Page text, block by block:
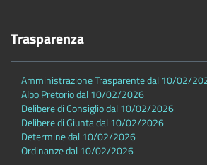
Trasparenza
Amministrazione Trasparente dal 10/02/
Albo Pretorio dal 10/02/2026
Delibere di Consiglio dal 10/02/2026
Delibere di Giunta dal 10/02/2026
Determine dal 10/02/2026
Ordinanze dal 10/02/2026